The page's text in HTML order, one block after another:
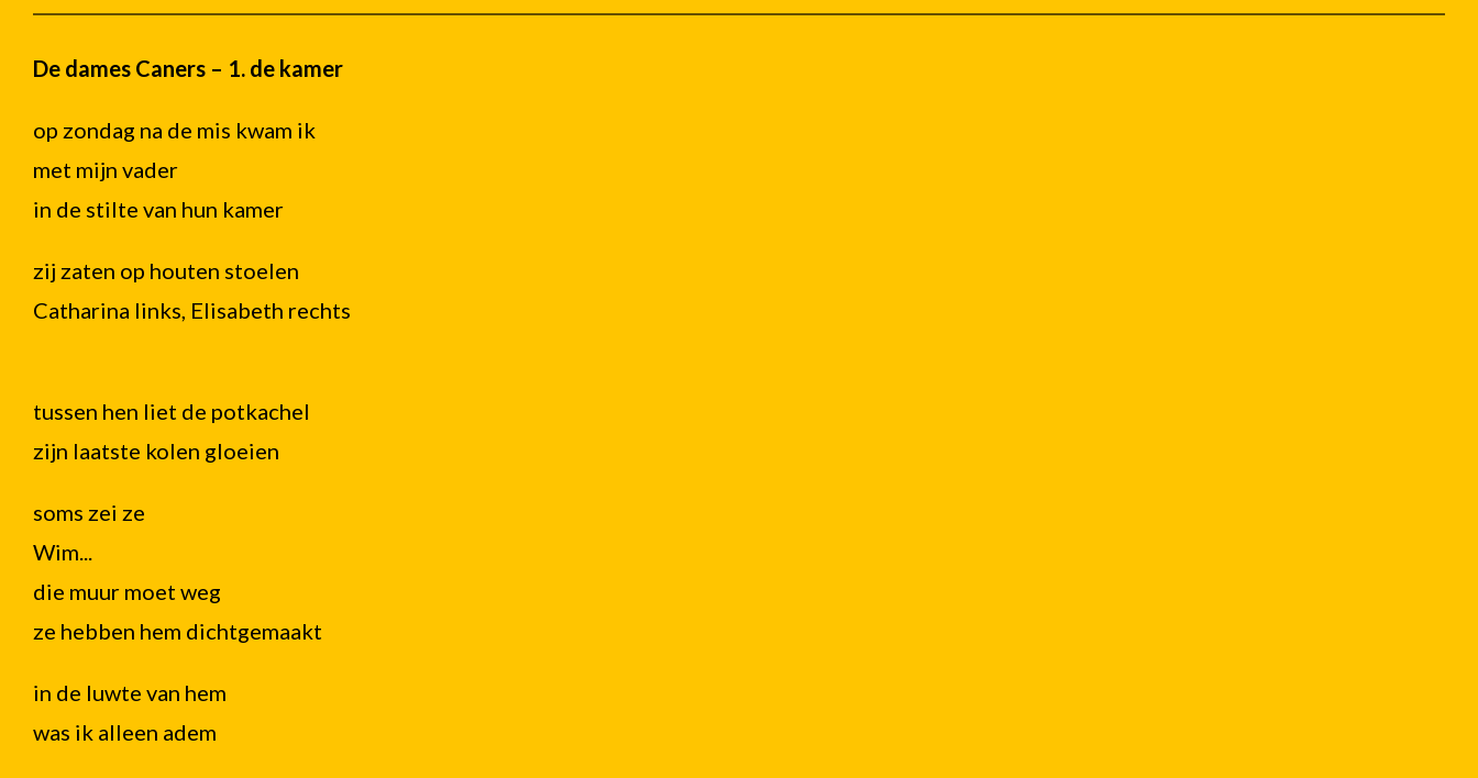
De dames Caners – 1. de kamer
op zondag na de mis kwam ik
met mijn vader
in de stilte van hun kamer
zij zaten op houten stoelen
Catharina links, Elisabeth rechts
tussen hen liet de potkachel
zijn laatste kolen gloeien
soms zei ze
Wim...
die muur moet weg
ze hebben hem dichtgemaakt
in de luwte van hem
was ik alleen adem